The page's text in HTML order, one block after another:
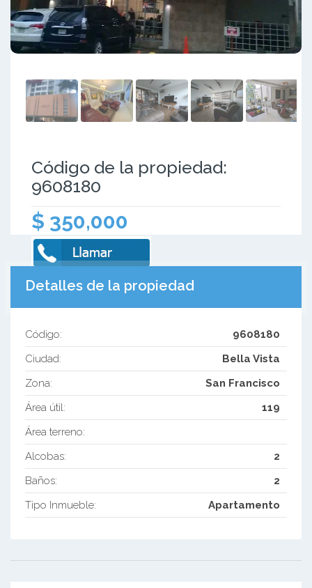
Código de la propiedad:
9608180
$ 350,000
Detalles de la propiedad
Código:
9608180
Ciudad:
Bella Vista
Zona:
San Francisco
Área útil:
119
Área terreno:
Alcobas:
2
Baños:
2
Tipo Inmueble:
Apartamento